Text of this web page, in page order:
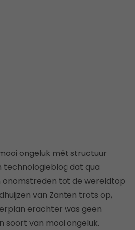
ongeluk mét structuur
technologieblog dat qua
onomstreden tot de wereldtop
van Zanten trots op,
erachter was geen
soort van mooi ongeluk.